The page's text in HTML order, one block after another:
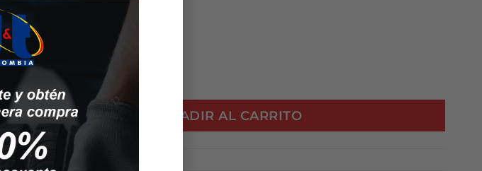
Hay existencias
LLANTA MOTO 275 21 D566 TT A1113 DIAMOND cantidad
AÑADIR AL CARRITO
SKU:140118